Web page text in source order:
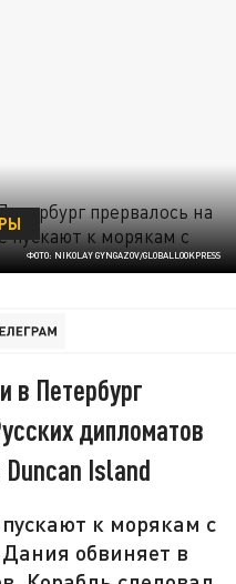
ФОТО: NIKOLAY GYNGAZOV/GLOBALLOOKPRESS
в Петербург
дипломатов
Island
к морякам с
обвиняет в